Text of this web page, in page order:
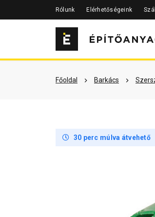
Rólunk Elérhetőségeink
Főoldal Barkács
Szükséged
30 perc múlva átvehető